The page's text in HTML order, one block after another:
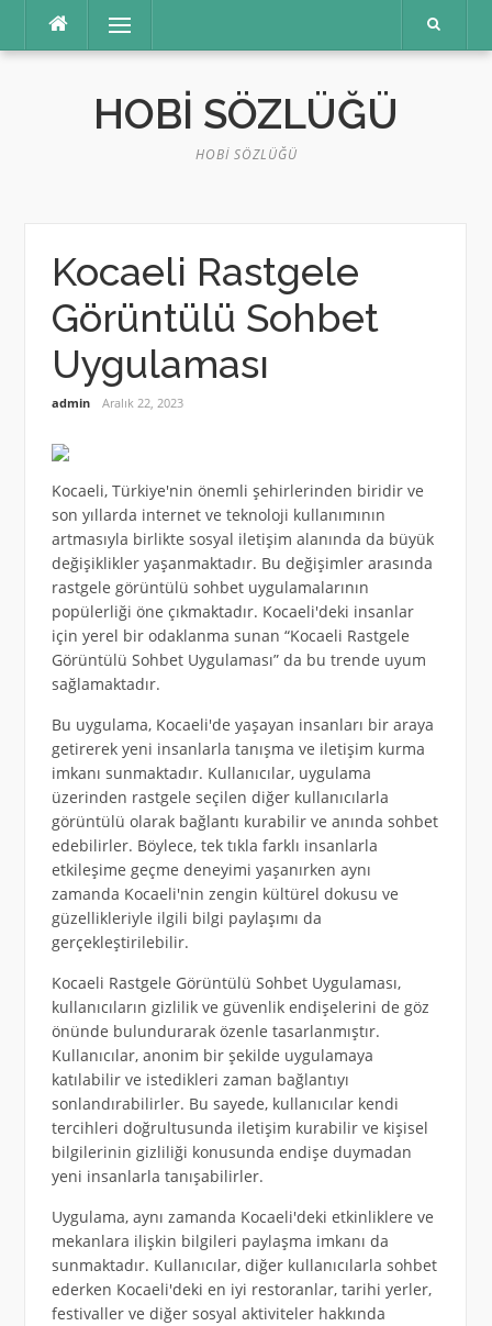
Menü
HOBI SÖZLÜĞÜ
HOBI SÖZLÜĞÜ
Kocaeli Rastgele
Görüntülü Sohbet
Uygulaması
admin Aralık 22, 2023
Kocaeli, Türkiye'nin önemli şehirlerinden biridir ve
son yıllarda internet ve teknoloji kullanımının
artmasıyla birlikte sosyal iletişim alanında da büyük
değişiklikler yaşanmaktadır. Bu değişimler arasında
rastgele görüntülü sohbet uygulamalarının
popülerliği öne çıkmaktadır. Kocaeli'deki insanlar
için yerel bir odaklanma sunan “Kocaeli Rastgele
Görüntülü Sohbet Uygulaması” da bu trende uyum
sağlamaktadır.
Bu uygulama, Kocaeli'de yaşayan insanları bir araya
getirerek yeni insanlarla tanışma ve iletişim kurma
imkanı sunmaktadır. Kullanıcılar, uygulama
üzerinden rastgele seçilen diğer kullanıcılarla
görüntülü olarak bağlantı kurabilir ve anında sohbet
edebilirler. Böylece, tek tıkla farklı insanlarla
etkileşime geçme deneyimi yaşanırken aynı
zamanda Kocaeli'nin zengin kültürel dokusu ve
güzellikleriyle ilgili bilgi paylaşımı da
gerçekleştirilebilir.
Kocaeli Rastgele Görüntülü Sohbet Uygulaması,
kullanıcıların gizlilik ve güvenlik endişelerini de göz
önünde bulundurarak özenle tasarlanmıştır.
Kullanıcılar, anonim bir şekilde uygulamaya
katılabilir ve istedikleri zaman bağlantıyı
sonlandırabilirler. Bu sayede, kullanıcılar kendi
tercihleri doğrultusunda iletişim kurabilir ve kişisel
bilgilerinin gizliliği konusunda endişe duymadan
yeni insanlarla tanışabilirler.
Uygulama, aynı zamanda Kocaeli'deki etkinliklere ve
mekanlara ilişkin bilgileri paylaşma imkanı da
sunmaktadır. Kullanıcılar, diğer kullanıcılarla sohbet
ederken Kocaeli'deki en iyi restoranlar, tarihi yerler,
festivaller ve diğer sosyal aktiviteler hakkında